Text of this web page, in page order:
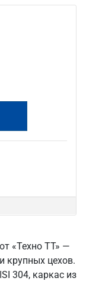
«Техно ТТ» —
крупных цехов.
304, каркас из